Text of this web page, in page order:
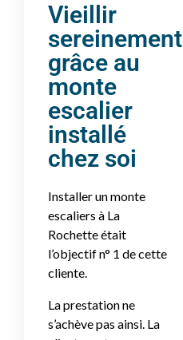
Vieillir
sereinement
grâce au
monte
escalier
installé
chez soi
Installer un monte
escaliers à La
Rochette était
l’objectif n° 1 de cette
cliente.
La prestation ne
s’achève pas ainsi. La